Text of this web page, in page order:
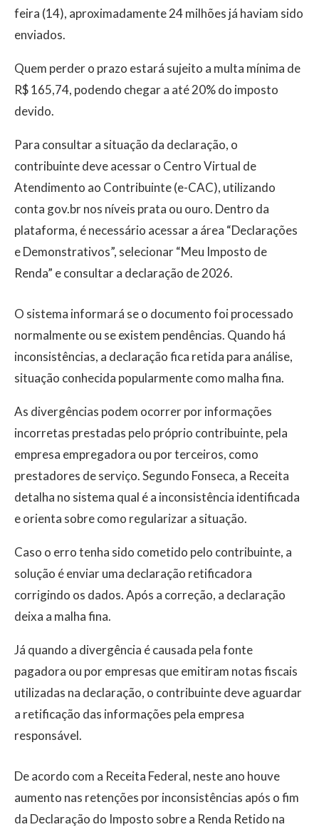
feira (14), aproximadamente 24 milhões já haviam sido
enviados.
Quem perder o prazo estará sujeito a multa mínima de
R$ 165,74, podendo chegar a até 20% do imposto
devido.
Para consultar a situação da declaração, o
contribuinte deve acessar o Centro Virtual de
Atendimento ao Contribuinte (e-CAC), utilizando
conta gov.br nos níveis prata ou ouro. Dentro da
plataforma, é necessário acessar a área “Declarações
e Demonstrativos”, selecionar “Meu Imposto de
Renda” e consultar a declaração de 2026.
O sistema informará se o documento foi processado
normalmente ou se existem pendências. Quando há
inconsistências, a declaração fica retida para análise,
situação conhecida popularmente como malha fina.
As divergências podem ocorrer por informações
incorretas prestadas pelo próprio contribuinte, pela
empresa empregadora ou por terceiros, como
prestadores de serviço. Segundo Fonseca, a Receita
detalha no sistema qual é a inconsistência identificada
e orienta sobre como regularizar a situação.
Caso o erro tenha sido cometido pelo contribuinte, a
solução é enviar uma declaração retificadora
corrigindo os dados. Após a correção, a declaração
deixa a malha fina.
Já quando a divergência é causada pela fonte
pagadora ou por empresas que emitiram notas fiscais
utilizadas na declaração, o contribuinte deve aguardar
a retificação das informações pela empresa
responsável.
De acordo com a Receita Federal, neste ano houve
aumento nas retenções por inconsistências após o fim
da Declaração do Imposto sobre a Renda Retido na